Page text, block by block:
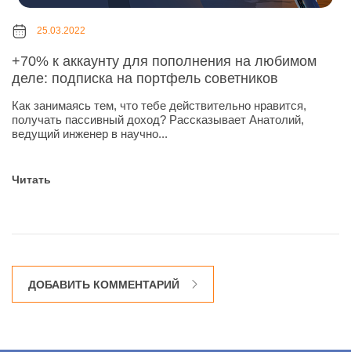
25.03.2022
+70% к аккаунту для пополнения на любимом
деле: подписка на портфель советников
Как занимаясь тем, что тебе действительно нравится,
получать пассивный доход? Рассказывает Анатолий,
ведущий инженер в научно...
Читать
ДОБАВИТЬ КОММЕНТАРИЙ